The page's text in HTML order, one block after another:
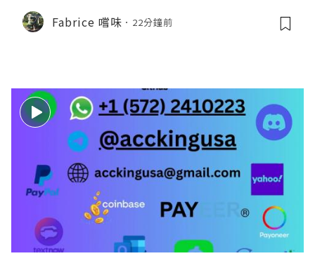
Fabrice 嚐味 22分鐘前